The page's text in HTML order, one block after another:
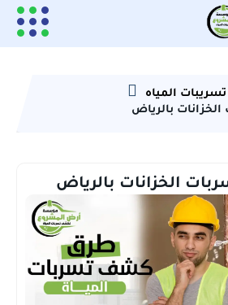
المياه
بالرياض
الخزانات بالرياض